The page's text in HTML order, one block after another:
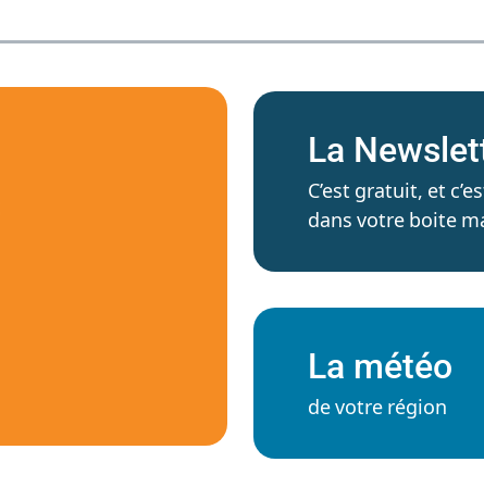
La
C’est gratuit, et
dans votre boite
La météo
de votre région